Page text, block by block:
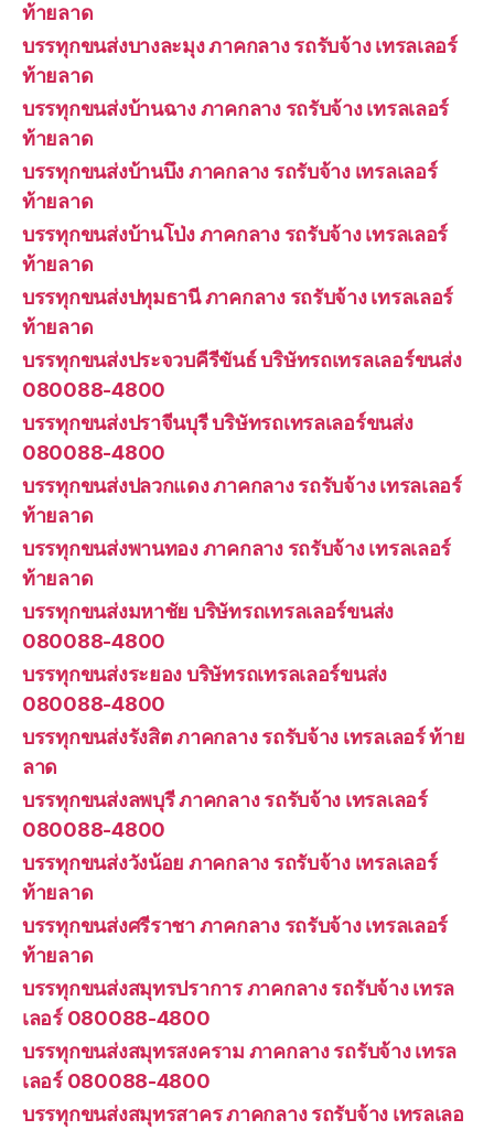
ท้ายลาด
บรรทุกขนส่งบางละมุง ภาคกลาง รถรับจ้าง เทรลเลอร์
ท้ายลาด
บรรทุกขนส่งบ้านฉาง ภาคกลาง รถรับจ้าง เทรลเลอร์
ท้ายลาด
บรรทุกขนส่งบ้านบึง ภาคกลาง รถรับจ้าง เทรลเลอร์
ท้ายลาด
บรรทุกขนส่งบ้านโป่ง ภาคกลาง รถรับจ้าง เทรลเลอร์
ท้ายลาด
บรรทุกขนส่งปทุมธานี ภาคกลาง รถรับจ้าง เทรลเลอร์
ท้ายลาด
บรรทุกขนส่งประจวบคีรีขันธ์ บริษัทรถเทรลเลอร์ขนส่ง
080088-4800
บรรทุกขนส่งปราจีนบุรี บริษัทรถเทรลเลอร์ขนส่ง
080088-4800
บรรทุกขนส่งปลวกแดง ภาคกลาง รถรับจ้าง เทรลเลอร์
ท้ายลาด
บรรทุกขนส่งพานทอง ภาคกลาง รถรับจ้าง เทรลเลอร์
ท้ายลาด
บรรทุกขนส่งมหาชัย บริษัทรถเทรลเลอร์ขนส่ง
080088-4800
บรรทุกขนส่งระยอง บริษัทรถเทรลเลอร์ขนส่ง
080088-4800
บรรทุกขนส่งรังสิต ภาคกลาง รถรับจ้าง เทรลเลอร์ ท้าย
ลาด
บรรทุกขนส่งลพบุรี ภาคกลาง รถรับจ้าง เทรลเลอร์
080088-4800
บรรทุกขนส่งวังน้อย ภาคกลาง รถรับจ้าง เทรลเลอร์
ท้ายลาด
บรรทุกขนส่งศรีราชา ภาคกลาง รถรับจ้าง เทรลเลอร์
ท้ายลาด
บรรทุกขนส่งสมุทรปราการ ภาคกลาง รถรับจ้าง เทรล
เลอร์ 080088-4800
บรรทุกขนส่งสมุทรสงคราม ภาคกลาง รถรับจ้าง เทรล
เลอร์ 080088-4800
บรรทุกขนส่งสมุทรสาคร ภาคกลาง รถรับจ้าง เทรลเลอ